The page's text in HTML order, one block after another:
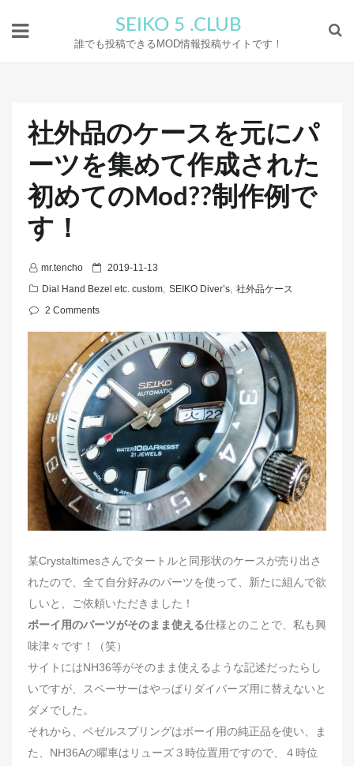
SEIKO 5 .CLUB
誰でも投稿できるMOD情報投稿サイトです！
社外品のケースを元にパ
ーツを集めて作成された
初めてのMod??制作例で
す！
mr.tencho
P
o
e
d
o
n
2019-11-13
Dial Hand Bezel etc. custom, SEIKO Diver’s, 社外品ケース
2 Comments
某Crystaltimesさんでタートルと同形状のケースが売り出さ
れたので、全て自分好みのパーツを使って、新たに組んで欲
しいと、ご依頼いただきました！
ボーイ用のパーツがそのまま使える仕様とのことで、私も興
味津々です！（笑）
サイトにはNH36等がそのまま使えるような記述だったらし
いですが、スペーサーはやっぱりダイバーズ用に替えないと
ダメでした。
それから、ベゼルスプリングはボーイ用の純正品を使い、ま
た、NH36Aの曜車はリューズ３時位置用ですので、４時位